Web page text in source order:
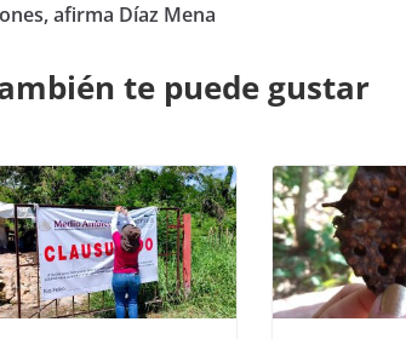
afirma Díaz Mena
te puede gustar